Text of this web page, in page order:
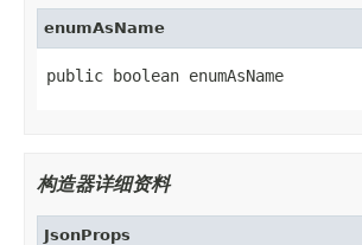
enumAsName
public boolean enumAsName
构造器详细资料
JsonProps